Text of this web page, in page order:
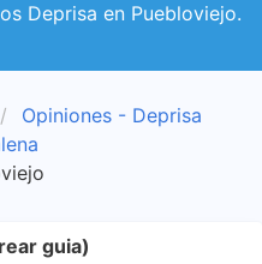
Deprisa en Puebloviejo.
Opiniones - Deprisa
guia)